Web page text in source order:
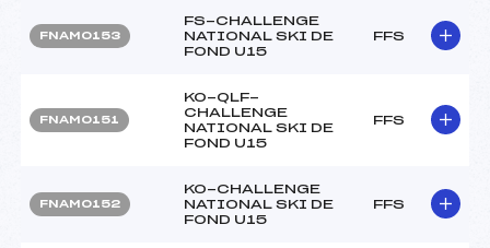
FNAM0153
FS-CHALLENGE
NATIONAL SKI DE
FOND U15
FFS
FNAM0151
KO-QLF-
CHALLENGE
NATIONAL SKI DE
FOND U15
FFS
FNAM0152
KO-CHALLENGE
NATIONAL SKI DE
FOND U15
FFS